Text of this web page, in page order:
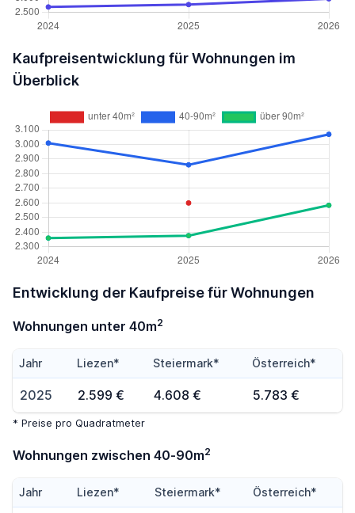
Kaufpreisentwicklung für Wohnungen im
Überblick
Entwicklung der Kaufpreise für Wohnungen
Wohnungen unter 40m2
Jahr Liezen* Steiermark* Österreich*
2025 2.599 € 4.608 € 5.783 €
* Preise pro Quadratmeter
Wohnungen zwischen 40-90m2
Jahr Liezen* Steiermark* Österreich*